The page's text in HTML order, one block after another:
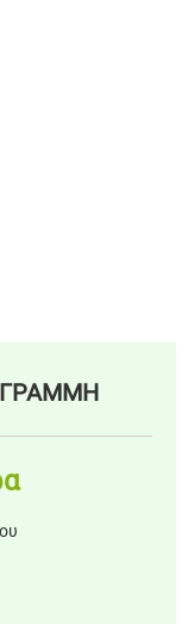
ΓΡΑΜΜΗ